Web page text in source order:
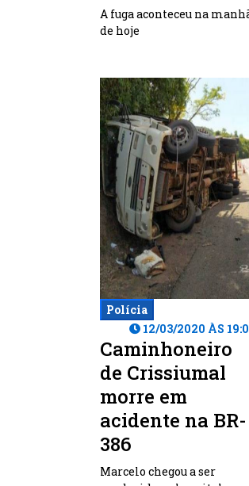
A fuga aconteceu na
de hoje
Polícia
12/03/2020 ÀS
Caminhoneiro
de Crissiumal
morre em
acidente na BR-
386
Marcelo chegou a ser